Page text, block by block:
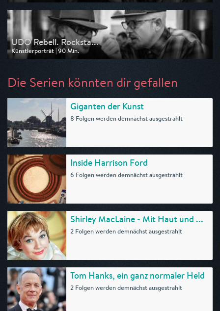
Ausgestrahlt von ARD
am 19.05.2026, 02:20
UDO Rebell. Rocksta...
Künstlerporträt | 90 Min.
Ausgestrahlt von ARD
Die Serien könnten dir gefallen
Giganten der Kunst
8 Folgen werden demnächst ausgestrahlt
Inside Harrison Ford
6 Folgen werden demnächst ausgestrahlt
Shirley MacLaine - Mit Haut und ...
2 Folgen werden demnächst ausgestrahlt
Tom Hanks, ein ganz normaler Held
2 Folgen werden demnächst ausgestrahlt